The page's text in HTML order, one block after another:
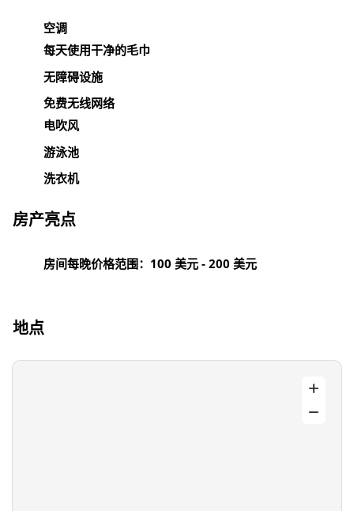
空调
每天使用干净的毛巾
无障碍设施
免费无线网络
电吹风
游泳池
洗衣机
房产亮点
房间每晚价格范围：100 美元 - 200 美元
地点